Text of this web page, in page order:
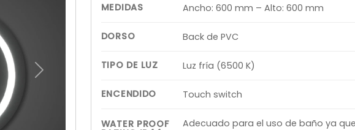
MEDIDAS Ancho: 600 mm – Alto: 600 mm
DORSO Back de PVC
TIPO DE LUZ Luz fría (6500 K)
ENCENDIDO Touch switch
WATER PROOF
Adecuado para el uso de baño ya